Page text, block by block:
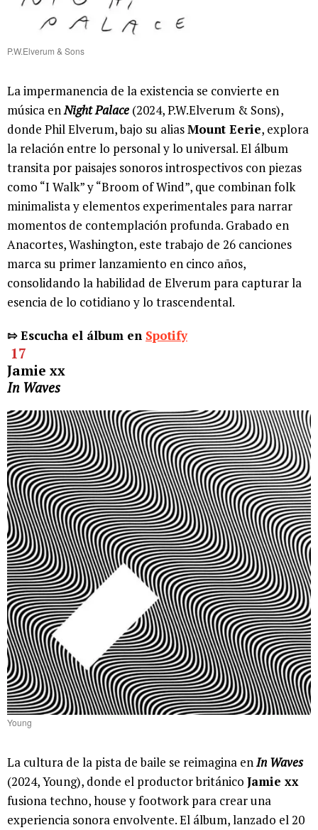
P.W.Elverum & Sons
La impermanencia de la existencia se convierte en
música enNight Palace (2024, P.W.Elverum & Sons),
donde Phil Elverum, bajo su aliasMount Eerie, explora
la relación entre lo personal y lo universal. El álbum
transita por paisajes sonoros introspectivos con piezas
como “I Walk” y “Broom of Wind”, que combinan folk
minimalista y elementos experimentales para narrar
momentos de contemplación profunda. Grabado en
Anacortes, Washington, este trabajo de 26 canciones
marca su primer lanzamiento en cinco años,
consolidando la habilidad de Elverum para capturar la
esencia de lo cotidiano y lo trascendental.
⇰ Escucha el álbum en Spotify
17
Jamie xx
In Waves
Young
La cultura de la pista de baile se reimagina enIn Waves
(2024, Young), donde el productor británico Jamie xx
fusiona techno, house y footwork para crear una
experiencia sonora envolvente. El álbum, lanzado el 20